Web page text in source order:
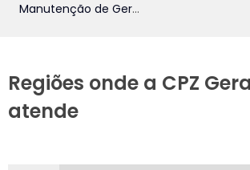
Manutenção de Geradores a Diesel
Regiões onde a CPZ
atende